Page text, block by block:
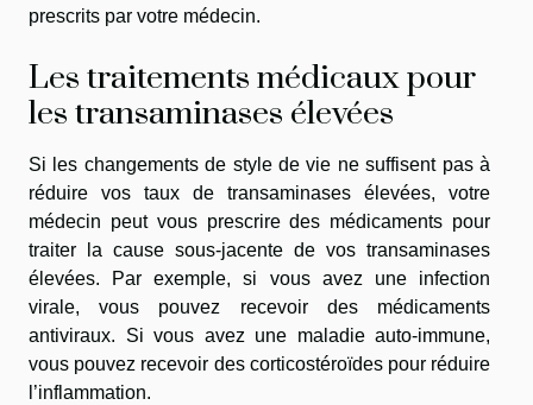
prescrits par votre médecin.
Les traitements médicaux pour
les transaminases élevées
Si les changements de style de vie ne suffisent pas à
réduire vos taux de transaminases élevées, votre
médecin peut vous prescrire des médicaments pour
traiter la cause sous-jacente de vos transaminases
élevées. Par exemple, si vous avez une infection
virale, vous pouvez recevoir des médicaments
antiviraux. Si vous avez une maladie auto-immune,
vous pouvez recevoir des corticostéroïdes pour réduire
l’inflammation.